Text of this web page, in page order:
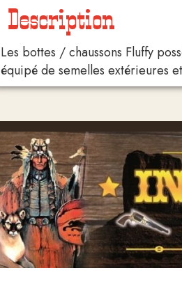
Description
Les bottes / chaussons Fluffy
équipé de semelles extérieures